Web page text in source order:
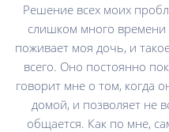
Решение всех моих
слишком много времени
поживает моя дочь, и
всего. Оно постоянно
говорит мне о том, когда
домой, и позволяет не
общается. Как по мне,